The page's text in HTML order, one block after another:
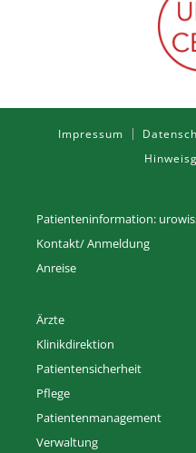
Impressum
Patienteninformation:
Kontakt/ Anmeldung
Anreise
Ärzte
Klinikdirektion
Patientensicherheit
Pflege
Patientenmanagement
Verwaltung